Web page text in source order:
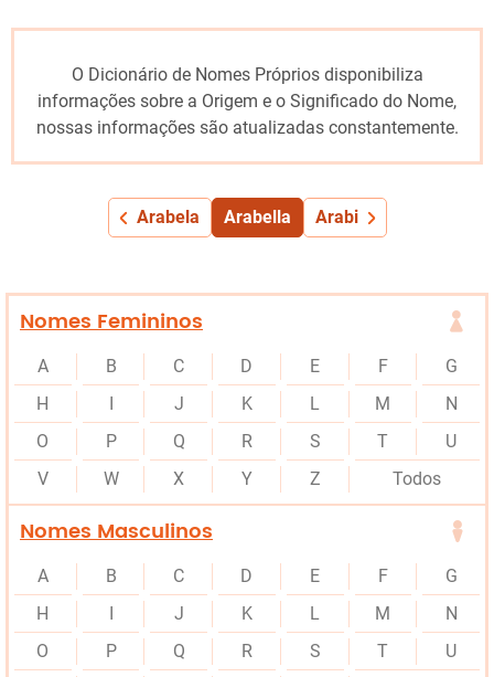
O Dicionário de Nomes Próprios disponibiliza
informações sobre a Origem e o Significado do Nome,
nossas informações são atualizadas constantemente.
Arabela Arabella Arabi
Nomes Femininos
A B C D E F
G
H
J K L M
N
O
P Q R S T
U
V
W X Y Z Todos
Nomes Masculinos
A B C D E F
G
H
J K L M
N
O
P Q R S T
U